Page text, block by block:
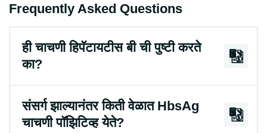
Frequently Asked Questions
ही चाचणी हिपॅटायटीस बी ची पुष्टी करते
का?
संसर्ग झाल्यानंतर किती वेळात HbsAg
चाचणी पॉझिटिव्ह येते?